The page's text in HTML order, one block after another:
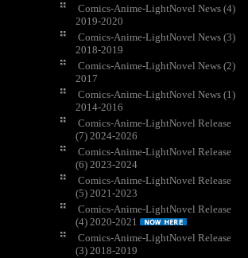
Comics-Anime-LightNovel News (4)
2019-2020
Comics-Anime-LightNovel News (3)
2018-2019
Comics-Anime-LightNovel News (2)
2017
Comics-Anime-LightNovel News (1)
2014-2016
Comics-Anime-LightNovel Release
(7) 2024-2026
Comics-Anime-LightNovel Release
(6) 2023-2024
Comics-Anime-LightNovel Release
(5) 2021-2023
Comics-Anime-LightNovel Release
(4) 2020-2021
Comics-Anime-LightNovel Release
(3) 2018-2019